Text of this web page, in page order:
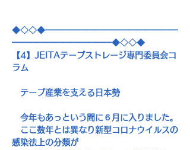
◆◇◇◆━━━━━━━━━━━━━━━━
━━━━━━━━━━━━◆◇◇◆
【4】 JEITAテープストレージ専門委員会コ
ラム
テープ産業を支える日本勢
今年もあっという間に６月に入りました。
ここ数年とは異なり新型コロナウイルスの
感染法上の分類が